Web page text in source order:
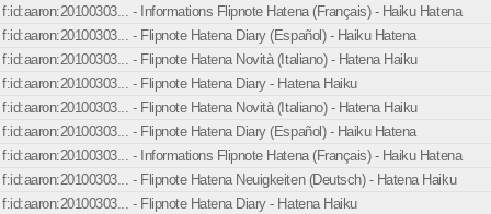
f:id:aaron:20100303... - Informations Flipnote Hatena (Français) - Haiku Hatena
f:id:aaron:20100303... - Flipnote Hatena Diary (Español) - Haiku Hatena
f:id:aaron:20100303... - Flipnote Hatena Novità (Italiano) - Hatena Haiku
f:id:aaron:20100303... - Flipnote Hatena Diary - Hatena Haiku
f:id:aaron:20100303... - Flipnote Hatena Novità (Italiano) - Hatena Haiku
f:id:aaron:20100303... - Flipnote Hatena Diary (Español) - Haiku Hatena
f:id:aaron:20100303... - Informations Flipnote Hatena (Français) - Haiku Hatena
f:id:aaron:20100303... - Flipnote Hatena Neuigkeiten (Deutsch) - Hatena Haiku
f:id:aaron:20100303... - Flipnote Hatena Diary - Hatena Haiku